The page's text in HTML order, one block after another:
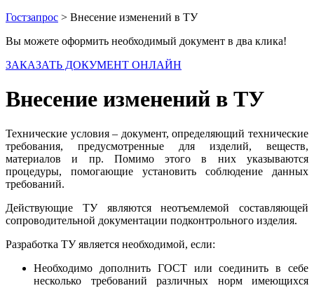
Гостзапрос > Внесение изменений в ТУ
Вы можете оформить необходимый документ в два клика!
ЗАКАЗАТЬ ДОКУМЕНТ ОНЛАЙН
Внесение изменений в ТУ
Технические условия – документ, определяющий технические
требования, предусмотренные для изделий, веществ,
материалов и пр. Помимо этого в них указываются
процедуры, помогающие установить соблюдение данных
требований.
Действующие ТУ являются неотъемлемой составляющей
сопроводительной документации подконтрольного изделия.
Разработка ТУ является необходимой, если:
Необходимо дополнить ГОСТ или соединить в себе
несколько требований различных норм имеющихся